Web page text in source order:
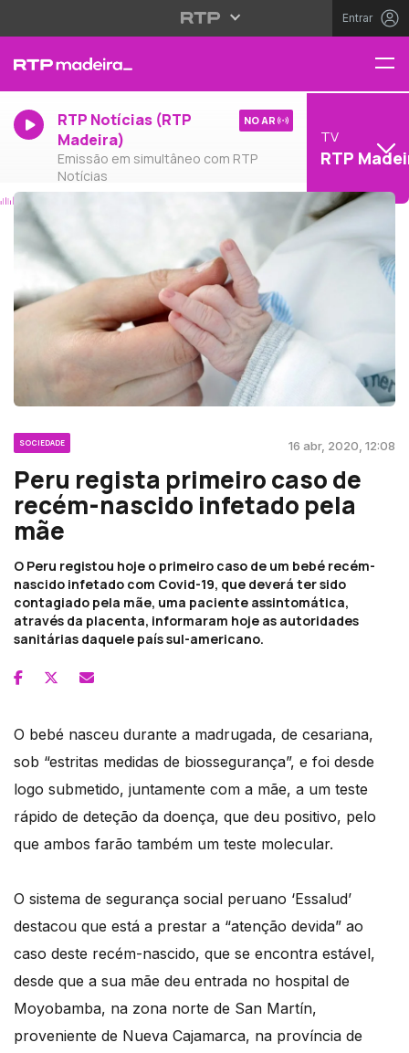
Entrar
RTP Notícias (RTP
Madeira)
Emissão em simultâneo com RTP
Notícias
NO AR
TV
RTP
SOCIEDADE 16 abr, 2020, 12:08
Peru regista primeiro caso de
recém-nascido infetado pela
mãe
O Peru registou hoje o primeiro caso de um bebé recém-
nascido infetado com Covid-19, que deverá ter sido
contagiado pela mãe, uma paciente assintomática,
através da placenta, informaram hoje as autoridades
sanitárias daquele país sul-americano.
O bebé nasceu durante a madrugada, de cesariana,
sob “estritas medidas de biossegurança”, e foi desde
logo submetido, juntamente com a mãe, a um teste
rápido de deteção da doença, que deu positivo, pelo
que ambos farão também um teste molecular.
O sistema de segurança social peruano ‘Essalud’
destacou que está a prestar a “atenção devida” ao
caso deste recém-nascido, que se encontra estável,
desde que a sua mãe deu entrada no hospital de
Moyobamba, na zona norte de San Martín,
proveniente de Nueva Cajamarca, na província de